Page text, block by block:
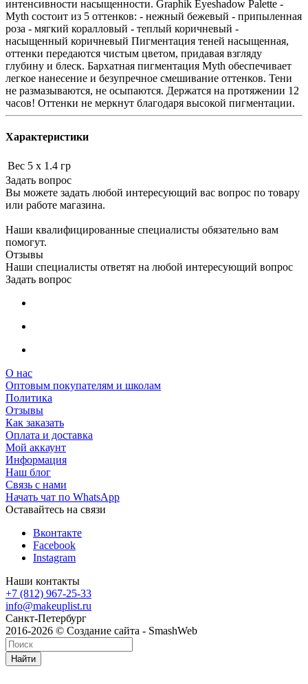
интенсивности насыщенности. Graphik Eyeshadow Palette -
Myth состоит из 5 оттенков: - нежный бежевый - припыленная
роза - мягкий коралловый - теплый коричневый -
насыщенный коричневый Пигментация теней насыщенная,
оттенки передаются чистым цветом, придавая взгляду
глубину и блеск. Бархатная пигментация Myth обеспечивает
легкое нанесение и безупречное смешивание оттенков. Тени
не размазываются, не осыпаются. Держатся на протяжении 12
часов! Оттенки не меркнут благодаря высокой пигментации.
Характеристики
Вес 5 x 1.4 гр
Задать вопрос
Вы можете задать любой интересующий вас вопрос по товару
или работе магазина.
Наши квалифицированные специалисты обязательно вам
помогут.
Отзывы
Наши специалисты ответят на любой интересующий вопрос
Задать вопрос
О нас
Оптовым покупателям и школам
Политика
Отзывы
Как заказать
Оплата и доставка
Мой аккаунт
Информация
Наш блог
Связь с нами
Начать чат по WhatsApp
Оставайтесь на связи
Вконтакте
Facebook
Instagram
Наши контакты
+7 (812) 967-25-33
info@makeuplist.ru
Санкт-Петербург
2016-2026 © Создание сайта - SmashWeb
Найти